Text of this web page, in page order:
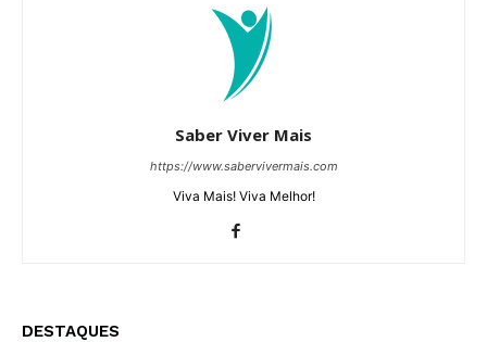
Saber Viver Mais
https://www.sabervivermais.com
Viva Mais! Viva Melhor!
DESTAQUES